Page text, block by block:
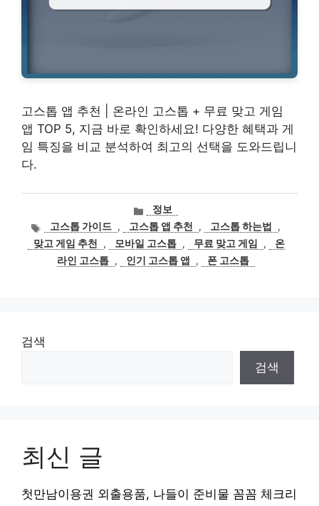
고스톱 앱 추천 | 온라인 고스톱 + 무료 맞고 게임
앱 TOP 5, 지금 바로 확인하세요! 다양한 혜택과 게
임 특징을 비교 분석하여 최고의 선택을 도와드립니
다.
카
테
고
리
정보
태
그
고스톱 가이드 , 고스톱 앱 추천 , 고스톱 하는법
,
맞고 게임 추천
, 모바일 고스톱 , 무료 맞고 게임 ,
온
라인 고스톱 , 인기 고스톱 앱 , 폰 고스톱
검색
검색
최신 글
첫만남이용권 외출용품, 나들이 준비물 꼼꼼 체크리